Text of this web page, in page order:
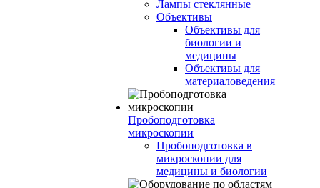
Лампы стеклянные
Объективы
Объективы для
биологии и
медицины
Объективы для
материаловедения
Пробоподготовка
микроскопии
Пробоподготовка в
микроскопии для
медицины и биологии